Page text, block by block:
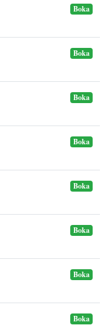
Boka
Boka
Boka
Boka
Boka
Boka
Boka
Boka